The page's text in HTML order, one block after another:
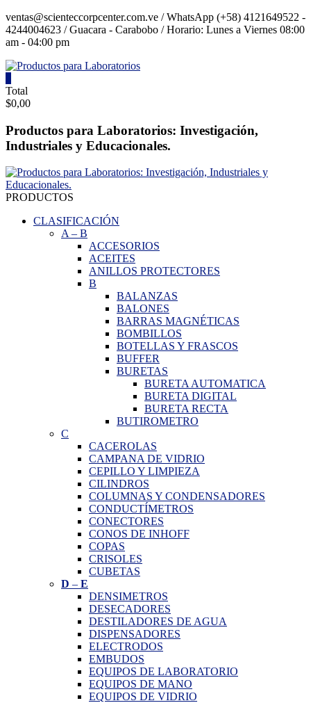
Saltar
contenido
ventas@scienteccorpcenter.com.ve / WhatsApp (+58) 4121649522 -
4244004623 / Guacara - Carabobo / Horario: Lunes a Viernes 08:00
am - 04:00 pm
Productos
para
Laboratorios
Investigación,
y
Educacionales.
Total
$0,00
Productos para Laboratorios: Investigación,
Industriales y Educacionales.
PRODUCTOS
CLASIFICACIÓN
A– B
ACCESORIOS
ACEITES
ANILLOS PROTECTORES
B
BALANZAS
BALONES
BARRAS MAGNÉTICAS
BOMBILLOS
BOTELLAS Y FRASCOS
BUFFER
BURETAS
BURETA AUTOMATICA
BURETA DIGITAL
BURETA RECTA
BUTIROMETRO
C
CACEROLAS
CAMPANA DE VIDRIO
CEPILLO Y LIMPIEZA
CILINDROS
COLUMNAS Y CONDENSADORES
CONDUCTÍMETROS
CONECTORES
CONOS DE INHOFF
COPAS
CRISOLES
CUBETAS
D – E
DENSIMETROS
DESECADORES
DESTILADORES DE AGUA
DISPENSADORES
ELECTRODOS
EMBUDOS
EQUIPOS DE LABORATORIO
EQUIPOS DE MANO
EQUIPOS DE VIDRIO